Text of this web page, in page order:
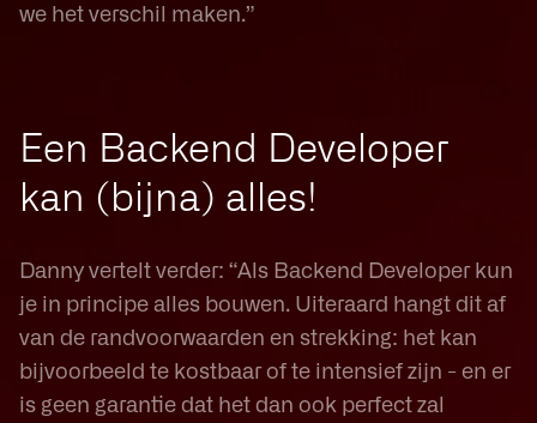
we het verschil maken.”
Een Backend Developer
kan (bijna) alles!
Danny vertelt verder: “Als Backend Developer kun
je in principe alles bouwen. Uiteraard hangt dit af
van de randvoorwaarden en strekking: het kan
bijvoorbeeld te kostbaar of te intensief zijn - en er
is geen garantie dat het dan ook perfect zal